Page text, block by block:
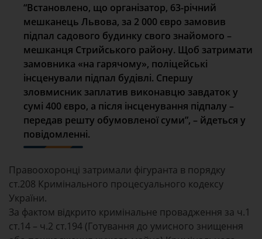
“Встановлено, що організатор, 63-річний
мешканець Львова, за 2 000 євро замовив
підпал садового будинку свого знайомого –
мешканця Стрийського району. Щоб затримати
замовника «на гарячому», поліцейські
інсценували підпал будівлі. Спершу
зловмисник заплатив виконавцю завдаток у
сумі 400 євро, а після інсценування підпалу –
передав решту обумовленої суми”, – йдеться у
повідомленні.
Правоохоронці затримали фігуранта в порядку
ст.208 Кримінального процесуального кодексу
України.
За фактом відкрито кримінальне провадження за ч.1
ст.14 – ч.2 ст.194 (Готування до умисного знищення